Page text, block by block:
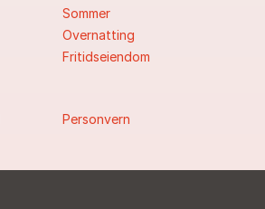
Sommer
Overnatting
Fritidseiendom
Personvern